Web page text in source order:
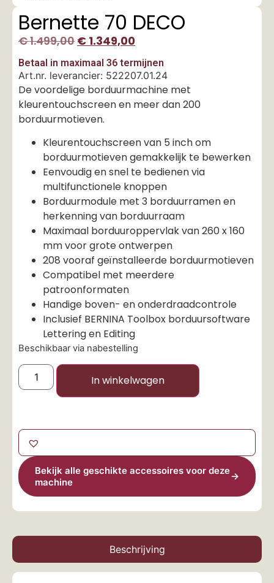
Bernette 70 DECO
€1.499,00 € 1.349,00
Betaal in maximaal 36 termijnen
Art.nr. leverancier: 522207.01.24
De voordelige borduurmachine met
kleurentouchscreen en meer dan 200
borduurmotieven.
Kleurentouchscreen van 5 inch om
borduurmotieven gemakkelijk te bewerken
Eenvoudig en snel te bedienen via
multifunctionele knoppen
Borduurmodule met 3 borduurramen en
herkenning van borduurraam
Maximaal borduuroppervlak van 260 x 160
mm voor grote ontwerpen
208 vooraf geïnstalleerde borduurmotieven
Compatibel met meerdere
patroonformaten
Handige boven- en onderdraadcontrole
Inclusief BERNINA Toolbox borduursoftware
Lettering en Editing
Beschikbaar via nabestelling
In winkelwagen
Bekijk alle geschikte accessoires voor deze
machine
→
Beschrijving